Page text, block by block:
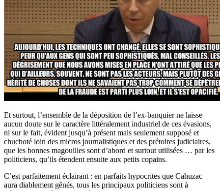
Et surtout, l’ensemble de la déposition de l’ex-banquier ne laisse
aucun doute sur le caractère littéralement industriel de ces évasions,
ni sur le fait, évident jusqu’à présent mais seulement supposé et
chuchoté loin des micros journalistiques et des prétoires judiciaires,
que les bonnes magouilles sont d’abord et surtout utilisées … par les
politiciens, qu’ils étendent ensuite aux petits copains.
C’est parfaitement éclairant : en parfaits hypocrites que Cahuzac
aura diablement gênés, tous les principaux politiciens sont à